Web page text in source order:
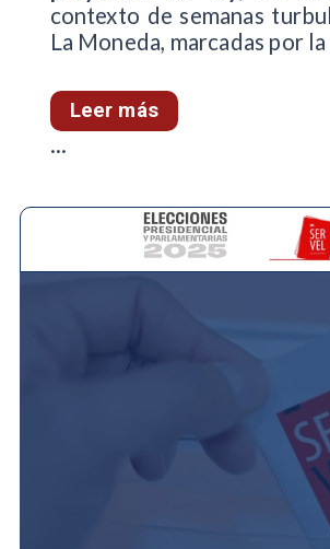
contexto de semanas
La Moneda, marcadas por
Leer más
...